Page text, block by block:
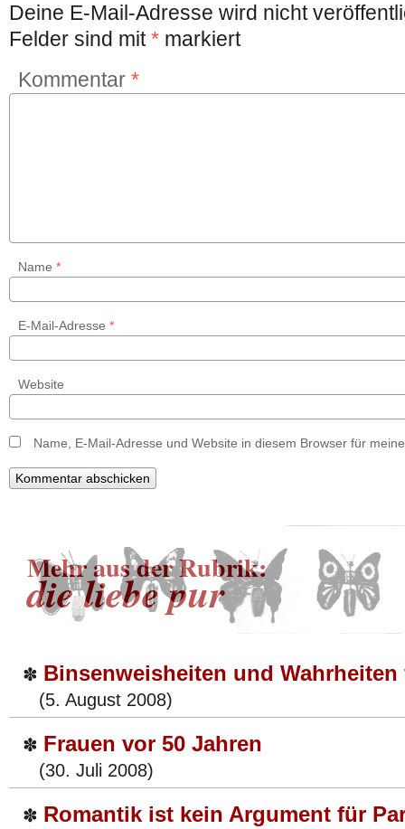
Deine E-Mail-Adresse wird nicht
Felder sind mit* markiert
Kommentar *
Name *
E-Mail-Adresse *
Website
Name, E-Mail-Adresse und Website in diesem Browser für
Mehr aus der Rubrik:
die liebe pur
✽ Binsenweisheiten und
(5. August 2008)
✽ Frauen vor 50 Jahren
(30. Juli 2008)
✽ Romantik ist kein Argument für